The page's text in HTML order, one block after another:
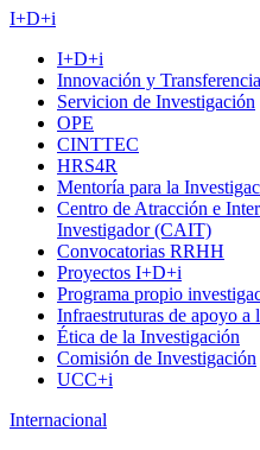
I+D+i
I+D+i
Innovación y Transferencia
Servicion de Investigación
OPE
CINTTEC
HRS4R
Mentoría para la
Centro de Atracción e
Investigador (CAIT)
Convocatorias RRHH
Proyectos I+D+i
Programa propio
Infraestruturas de apoyo a
Ética de la Investigación
Comisión de Investigación
UCC+i
Internacional